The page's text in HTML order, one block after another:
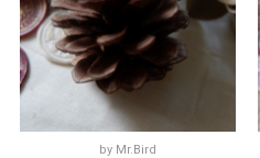
by Mr.Bird